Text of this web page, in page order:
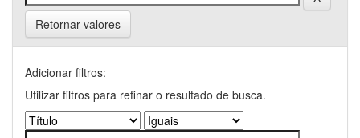
Retornar valores
Adicionar filtros:
Utilizar filtros para refinar o resultado de busca.